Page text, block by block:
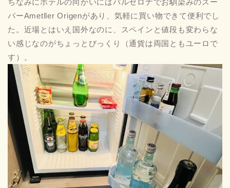
ちなみにホテルの向かいにはバルセロナでお馴染みのスー
パーAmetller Origenがあり、気軽に買い物できて便利でし
た。近場とはいえ国外なのに、スペインと値段も変わらな
い感じなのがちょっとびっくり（通貨は両国ともユーロで
す）。